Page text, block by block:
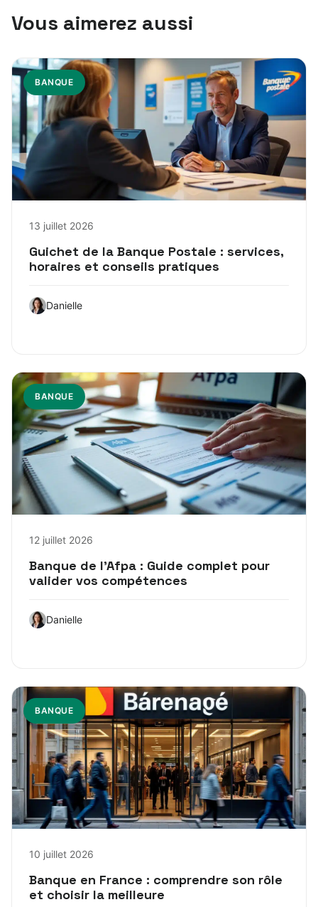
Vous aimerez aussi
BANQUE
13 juillet 2026
Guichet de la Banque Postale : services,
horaires et conseils pratiques
Danielle
BANQUE
12 juillet 2026
Banque de l’Afpa : Guide complet pour
valider vos compétences
Danielle
BANQUE
10 juillet 2026
Banque en France : comprendre son rôle
et choisir la meilleure